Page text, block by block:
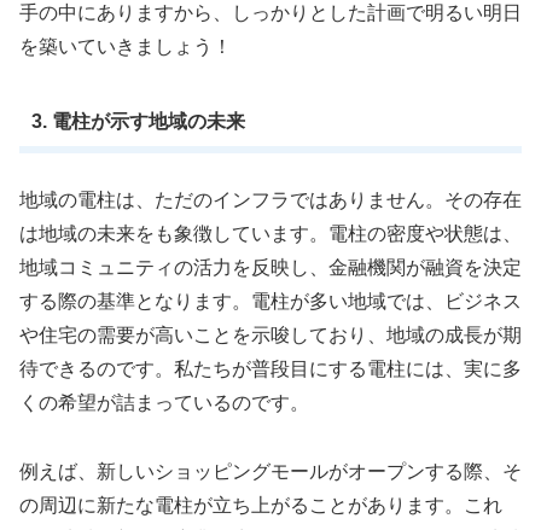
手の中にありますから、しっかりとした計画で明るい明日
を築いていきましょう！
3. 電柱が示す地域の未来
地域の電柱は、ただのインフラではありません。その存在
は地域の未来をも象徴しています。電柱の密度や状態は、
地域コミュニティの活力を反映し、金融機関が融資を決定
する際の基準となります。電柱が多い地域では、ビジネス
や住宅の需要が高いことを示唆しており、地域の成長が期
待できるのです。私たちが普段目にする電柱には、実に多
くの希望が詰まっているのです。
例えば、新しいショッピングモールがオープンする際、そ
の周辺に新たな電柱が立ち上がることがあります。これ